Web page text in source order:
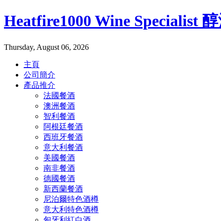
Heatfire1000 Wine Specialist
Thursday, August 06, 2026
主頁
公司簡介
產品推介
法國餐酒
澳洲餐酒
智利餐酒
阿根廷餐酒
西班牙餐酒
意大利餐酒
美國餐酒
南非餐酒
德國餐酒
新西蘭餐酒
尼泊爾特色酒樽
意大利特色酒樽